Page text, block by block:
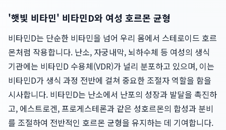
'햇빛 비타민' 비타민D와 여성 호르몬 균형
비타민D는 단순한 비타민을 넘어 우리 몸에서 스테로이드 호르
몬처럼 작용합니다. 난소, 자궁내막, 뇌하수체 등 여성의 생식
기관에는 비타민D 수용체(VDR)가 널리 분포하고 있으며, 이는
비타민D가 생식 과정 전반에 걸쳐 중요한 조절자 역할을 함을
시사합니다. 비타민D는 난소에서 난포의 성장과 발달을 촉진하
고, 에스트로겐, 프로게스테론과 같은 성호르몬의 합성과 분비
를 조절하여 전반적인 호르몬 균형을 유지하는 데 기여합니다.